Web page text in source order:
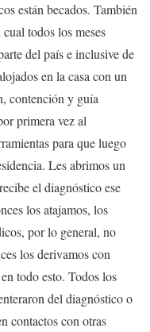
están becados. También
todos los meses
del país e inclusive de
en la casa con un
contención y guía
primera vez al
para que luego
Les abrimos un
el diagnóstico ese
los atajamos, los
por lo general, no
los derivamos con
todo esto. Todos los
del diagnóstico o
contactos con otras